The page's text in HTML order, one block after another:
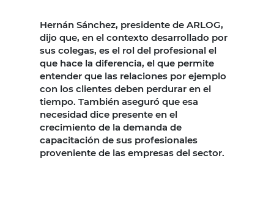
Hernán Sánchez, presidente de ARLOG,
dijo que, en el contexto desarrollado por
sus colegas, es el rol del profesional el
que hace la diferencia, el que permite
entender que las relaciones por ejemplo
con los clientes deben perdurar en el
tiempo. También aseguró que esa
necesidad dice presente en el
crecimiento de la demanda de
capacitación de sus profesionales
proveniente de las empresas del sector.